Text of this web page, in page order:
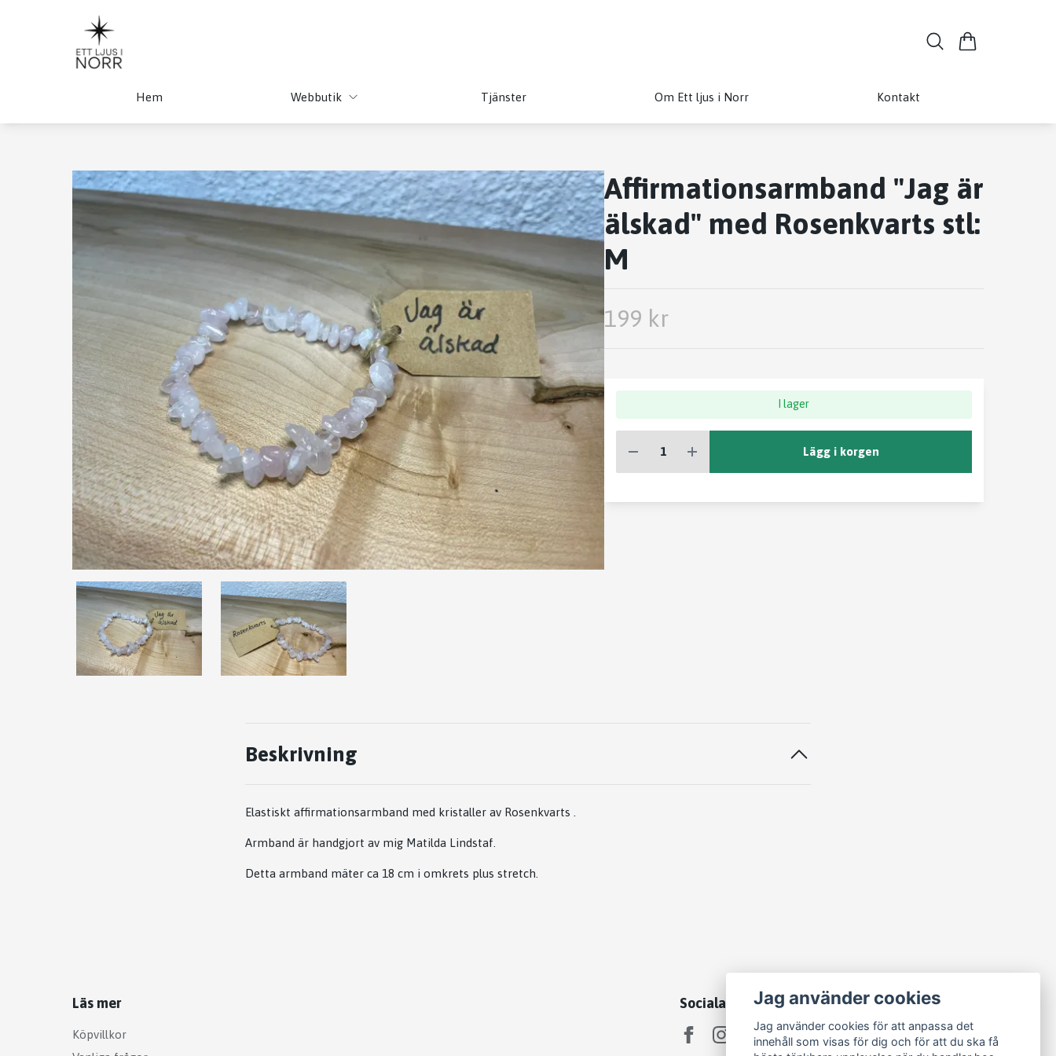
Hem Webbutik Tjänster Om Ett ljus i Norr Kontakt
Affirmationsarmband "Jag är
älskad" med Rosenkvarts stl:
M
199 kr
I lager
Lägg i korgen
Beskrivning
Elastiskt affirmationsarmband med kristaller av Rosenkvarts .
Armband är handgjort av mig Matilda Lindstaf.
Detta armband mäter ca 18 cm i omkrets plus stretch.
Läs mer
Köpvillkor
Sociala medierJag använder cookies
Jag använder cookies för att anpassa det
innehåll som visas för dig och för att du ska få